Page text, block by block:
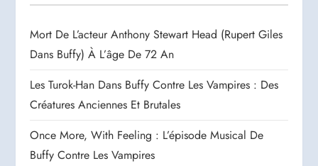
Mort De L’acteur Anthony Stewart Head (Rupert Giles
Dans Buffy) À L’âge De 72 An
Les Turok-Han Dans Buffy Contre Les Vampires : Des
Créatures Anciennes Et Brutales
Once More, With Feeling : L’épisode Musical De
Buffy Contre Les Vampires